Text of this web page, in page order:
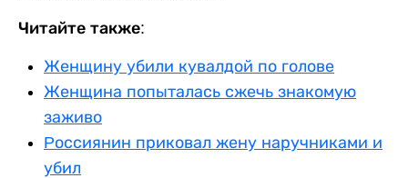
Читайте также:
Женщину убили кувалдой по голове
Женщина попыталась сжечь знакомую
заживо
Pоссиянин приковал жену наручниками и
убил